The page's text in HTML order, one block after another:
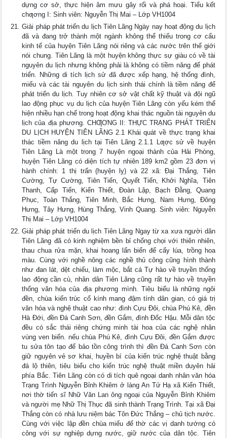
dựng cơ sở, thực hiện âm mưu gây rối và phá hoại. Tiểu kết
chƣơng I: Sinh viên: Nguyễn Thị Mai – Lớp VH1004
Giải pháp phát triển du lịch Tiên Lãng Ngày nay hoạt động du lịch
đã và đang trở thành một ngành không thể thiếu trong cơ cấu
kinh tế của huyện Tiên Lãng nói riêng và các nước trên thế giới
nói chung. Tiên Lãng là một huyện không thực sự giàu có về tài
nguyên du lịch nhưng không phải là không có tiềm năng để phát
triển. Những di tích lịch sử đã được xếp hạng, hệ thống đình,
miếu và các tài nguyên du lịch sinh thái chính là tiềm năng để
phát triển du lịch. Tuy nhiên cơ sở vật chất kỹ thuật và đội ngũ
lao động phục vụ du lịch của huyện Tiên Lãng còn yếu kém thể
hiện nhiều hạn chế trong hoạt động khai thác nguồn tài nguyên du
lịch của địa phương. CHƢƠNG II: THỰC TRẠNG PHÁT TRIỂN
DU LỊCH HUYỆN TIÊN LÃNG 2.1 Khái quát về thực trạng khai
thác tiềm năng du lịch tại Tiên Lãng 2.1.1 Lƣợc sử về huyện
Tiên Lãng Là một trong 7 huyện ngoại thành của Hải Phòng,
huyện Tiên Lãng có diện tích tự nhiên 189 km2 gồm 23 đơn vị
hành chính: 1 thị trấn (huyện lỵ) và 22 xã: Đại Thắng, Tiên
Cường, Tự Cường, Tiên Tiến, Quyết Tiến, Khởi Nghĩa, Tiên
Thanh, Cấp Tiến, Kiến Thiết, Đoàn Lập, Bạch Đằng, Quang
Phục, Toàn Thắng, Tiên Minh, Bắc Hưng, Nam Hưng, Đông
Hưng, Tây Hưng, Hùng Thắng, Vinh Quang. Sinh viên: Nguyễn
Thị Mai – Lớp VH1004
Giải pháp phát triển du lịch Tiên Lãng Ngay từ xa xưa người dân
Tiên Lãng đã có kinh nghiệm bền bỉ chống chọi với thiên nhiên,
thau chua rửa mặn, khai hoang lấn biển để cấy lúa, trồng hoa
màu. Cùng với nghề nông các nghề thủ công cũng hình thành
như đan lát, dệt chiếu, làm mộc, bắt cá Tự hào về truyền thống
lao động cần cù, nhân dân Tiên Lãng cũng rất tự hào về truyền
thống văn hóa của địa phương mình. Tiêu biểu là những ngôi
đền, chùa kiến trúc cổ kính mang đậm tính dân gian, có giá trị
văn hóa và nghệ thuật cao như: đình Cựu Đôi, chùa Phú Kê, đền
Hà Đới, đền Đá Canh Sơn, đền Gắm, đình Đốc Hậu. Mỗi dân tộc
đều có sắc thái riêng chứng minh tài hoa của các nghệ nhân
vùng ven biển. nếu chùa Phú Kê, đình Cựu Đôi, đền Gắm được
tu sửa tôn tạo để bảo tồn công trình thì đền Đá Canh Sơn còn
giữ nguyên vẻ sơ khai, huyền bí của kiến trúc nghệ thuật bằng
đá lộ thiên, tiêu biểu cho kiến trúc nghệ thuật miền duyên hải
phía Bắc. Tiên Lãng còn có di tích quê ngoại danh nhân văn hóa
Trạng Trình Nguyễn Bỉnh Khiêm ở làng An Tử Hạ xã Kiến Thiết,
nơi thờ tiến sĩ Nhữ Văn Lan ông ngoại của Nguyễn Bỉnh Khiêm
và người mẹ Nhữ Thị Thục đã sinh thành Trạng Trình. Tại xã Đại
Thắng còn có nhà lưu niệm bác Tôn Đức Thắng – chủ tịch nước.
Cùng với việc lập đền chùa miếu để thờ các vị danh tướng có
công với sự nghiệp dựng nước, giữ nước của dân tộc. Tiên